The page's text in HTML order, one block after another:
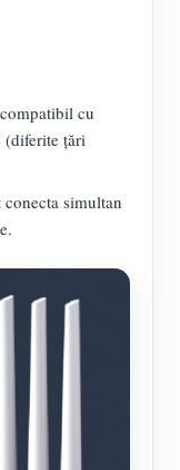
cu
(diferite țări
simultan